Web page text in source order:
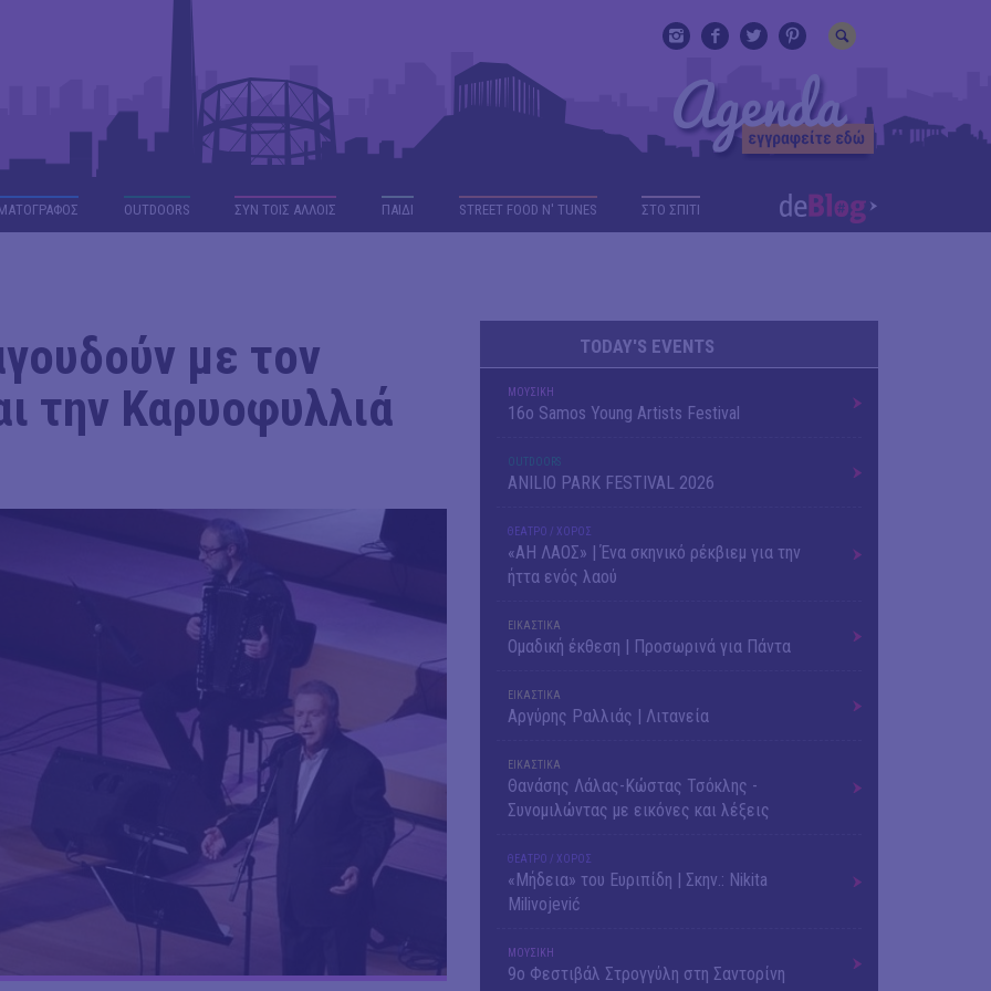
OUTDΟORS ΣΥΝ ΤΟΙΣ ΑΛΛΟΙΣ ΠΑΙΔΙ STREET FOOD N' TUNES ΣΤΟ ΣΠΙΤΙ
με τον
την Καρυοφυλλιά
TODAY'S EVENTS
ΜΟΥΣΙΚΗ
16o Samos Young Artists Festival
OUTDΟORS
ANILIO PARK FESTIVAL 2026
ΘΕΑΤΡΟ / ΧΟΡΟΣ
«ΑΗ ΛΑΟΣ» | Ένα σκηνικό ρέκβιεμ για την
ήττα ενός λαού
ΕΙΚΑΣΤΙΚΑ
Ομαδική έκθεση | Προσωρινά για Πάντα
ΕΙΚΑΣΤΙΚΑ
Αργύρης Ραλλιάς | Λιτανεία
ΕΙΚΑΣΤΙΚΑ
Θανάσης Λάλας-Κώστας Τσόκλης -
Συνομιλώντας με εικόνες και λέξεις
ΘΕΑΤΡΟ / ΧΟΡΟΣ
«Μήδεια» του Ευριπίδη | Σκην.: Nikita
Milivojević
ΜΟΥΣΙΚΗ
9o Φεστιβάλ Στρογγύλη στη Σαντορίνη